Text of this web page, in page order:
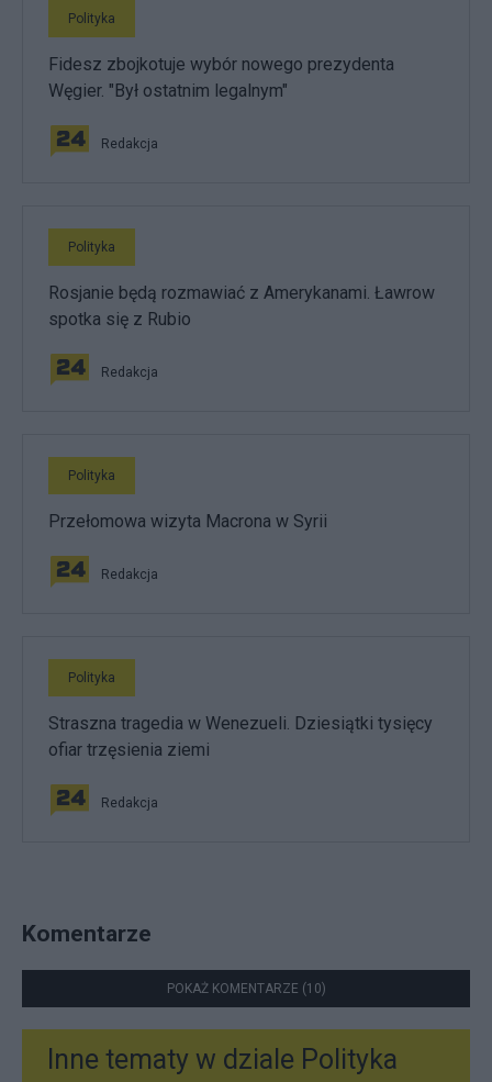
Polityka
Fidesz zbojkotuje wybór nowego prezydenta
Węgier. "Był ostatnim legalnym"
Redakcja
Polityka
Rosjanie będą rozmawiać z Amerykanami. Ławrow
spotka się z Rubio
Redakcja
Polityka
Przełomowa wizyta Macrona w Syrii
Redakcja
Polityka
Straszna tragedia w Wenezueli. Dziesiątki tysięcy
ofiar trzęsienia ziemi
Redakcja
Komentarze
POKAŻ KOMENTARZE (10)
Inne tematy w dziale Polityka